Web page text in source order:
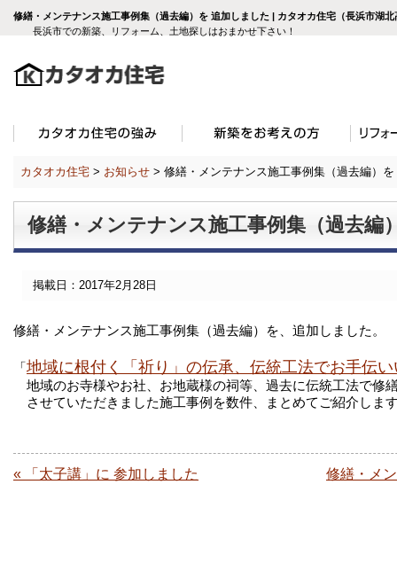
修繕・メンテナンス施工事例集（過去編）を 追加しました | カタオカ住宅（長浜市湖
長浜市での新築、リフォーム、土地探しはおまかせ下さい！
カタオカ住宅 > お知らせ > 修繕・メンテナンス施工事例集（過去編）
修繕・メンテナンス施工事例集（過去編
掲載日：2017年2月28日
修繕・メンテナンス施工事例集（過去編）を、追加しました。
「地域に根付く「祈り」の伝承、伝統工法でお手伝
地域のお寺様やお社、お地蔵様の祠等、過去に伝統工法で修
させていただきました施工事例を数件、まとめてご紹介しま
« 「太子講」に 参加しました 修繕・メ